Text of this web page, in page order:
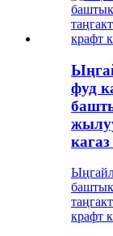
фуд
крафт